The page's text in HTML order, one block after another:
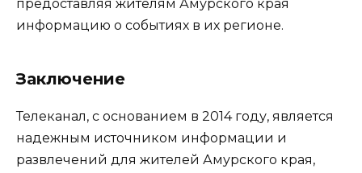
предоставляя жителям Амурского края
информацию о событиях в их регионе.
Заключение
Телеканал, с основанием в 2014 году, является
надежным источником информации и
развлечений для жителей Амурского края,